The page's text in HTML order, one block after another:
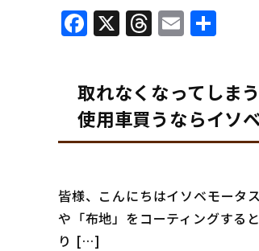
Facebook
X Threads
Email
取れなくなってしま
使用車買うならイソ
皆様、こんにちはイソベモータ
や「布地」をコーティングする
り […]